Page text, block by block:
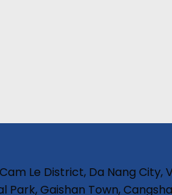
Le District, Da Nang City,
Gaishan Town,